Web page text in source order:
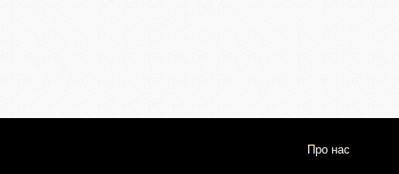
Про нас